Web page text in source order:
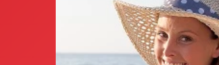
Le testimonianze Club
La fondatrice Valeria